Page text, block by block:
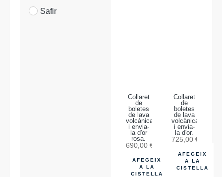
Safir
Collaret
de
boletes
de lava
volcànica
i envia-
la d'or
rosa.
690,00 €
AFEGEIX
A LA
CISTELLA
Collaret
de
boletes
de lava
volcànica
i envia-
la d'or.
725,00 €
AFEGEIX
A LA
CISTELLA